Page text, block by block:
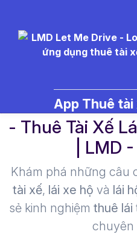
App Thuê tài
- Thuê Tài Xế
| LMD
Khám phá những câu
tài xế, lái xe hộ và lái
sẻ kinh nghiệm thuê lái
chuyên